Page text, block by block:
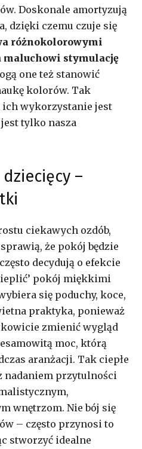
Doskonale amortyzują
dzięki czemu czuje się
różnokolorowymi
stymulację
one też stanowić
kolorów. Tak
ich wykorzystanie jest
tylko nasza
–
ciekawych ozdób,
że pokój będzie
decydują o efekcie
pokój miękkimi
się poduchy, koce,
praktyka, ponieważ
zmienić wygląd
moc, którą
aranżacji. Tak ciepłe
nadaniem przytulności
wnętrzom. Nie bój się
– często przynosi to
stworzyć idealne